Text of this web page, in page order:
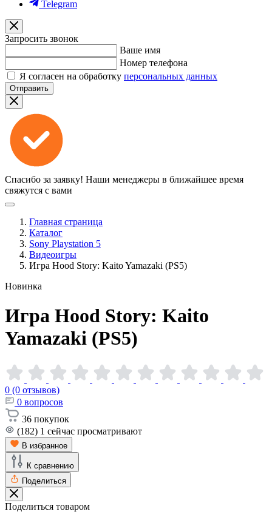
Telegram
Запросить звонок
Ваше имя
Номер телефона
Я согласен на обработку персональных данных
Отправить
Спасибо за заявку! Наши менеджеры в ближайшее время
свяжутся с вами
Главная страница
Каталог
Sony Playstation 5
Видеоигры
Игра Hood Story: Kaito Yamazaki (PS5)
Новинка
Игра Hood Story: Kaito
Yamazaki (PS5)
0 (0 отзывов)
0 вопросов
36 покупок
(182) 1 сейчас просматривают
В избранное
К сравнению
Поделиться
Поделиться товаром